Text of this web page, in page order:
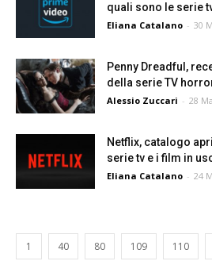
quali sono le serie
Eliana Catalano - 30
Penny Dreadful,
della serie TV
Alessio Zuccari - 28
Netflix, catalogo
serie tv e i film in
Eliana Catalano - 24
1 40 80 109 110